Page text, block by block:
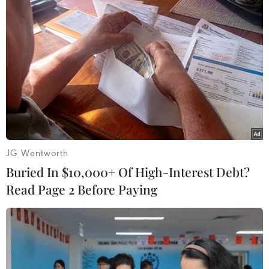
Theo dõi VietnamPlus
TIN LIÊN QUAN
JG Wentworth
Buried In $10,000+ Of High-Interest Debt?
Read Page 2 Before Paying